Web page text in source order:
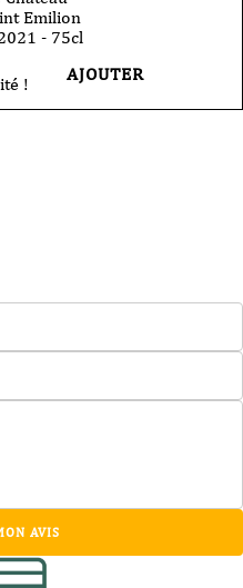
Emilion
- 75cl
! AJOUTER
AVIS